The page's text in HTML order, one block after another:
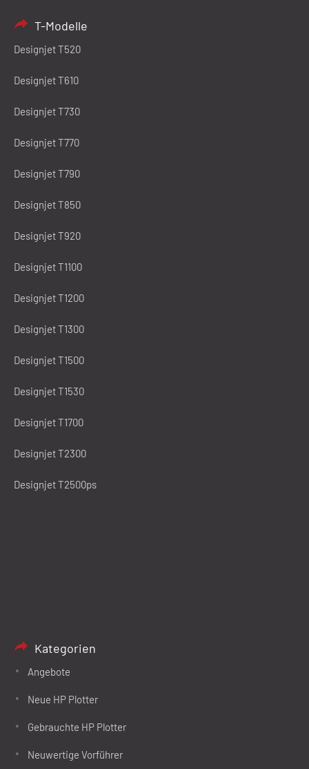
T-Modelle
Designjet T520
Designjet T610
Designjet T730
Designjet T770
Designjet T790
Designjet T850
Designjet T920
Designjet T1100
Designjet T1200
Designjet T1300
Designjet T1500
Designjet T1530
Designjet T1700
Designjet T2300
Designjet T2500ps
Kategorien
Angebote
Neue HP Plotter
Gebrauchte HP Plotter
Neuwertige Vorführer